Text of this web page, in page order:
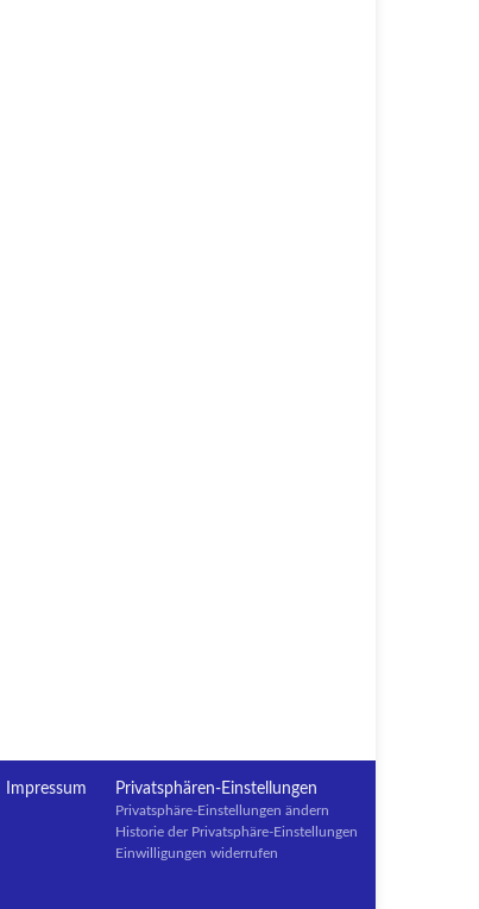
Impressum Privatsphären-Einstellungen
Privatsphäre-Einstellungen ändern
Historie der Privatsphäre-Einstellungen
Einwilligungen widerrufen